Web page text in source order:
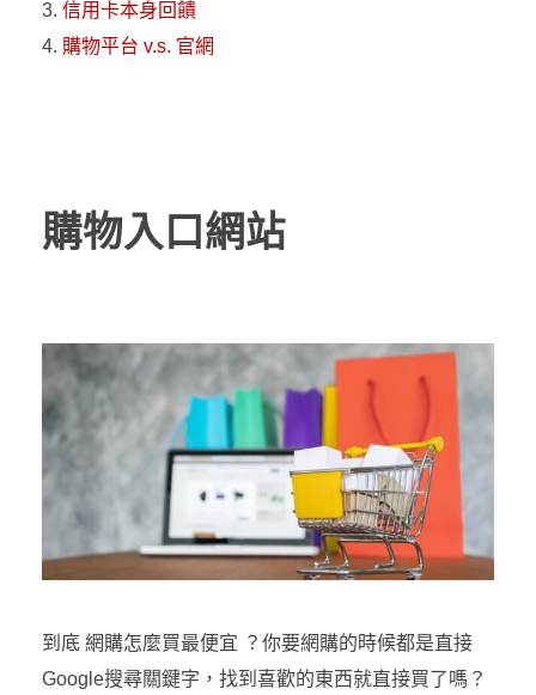
信用卡本身回饋
購物平台 v.s. 官網
購物入口網站
到底 網購怎麼買最便宜 ？你要網購的時候都是直接
Google搜尋關鍵字，找到喜歡的東西就直接買了嗎？